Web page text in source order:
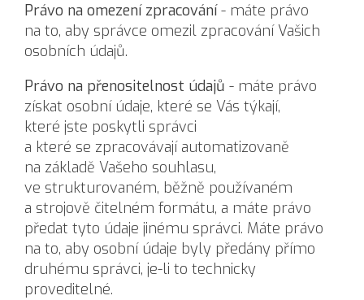
Právo na omezení zpracování- máte právo
na to, aby správce omezil zpracování Vašich
osobních údajů.
Právo na přenositelnost údajů - máte právo
získat osobní údaje, které se Vás týkají,
které jste poskytli správci
a které se zpracovávají automatizovaně
na základě Vašeho souhlasu,
ve strukturovaném, běžně používaném
a strojově čitelném formátu, a máte právo
předat tyto údaje jinému správci. Máte právo
na to, aby osobní údaje byly předány přímo
druhému správci, je-li to technicky
proveditelné.